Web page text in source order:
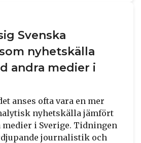
Svenska
nyhetskälla
andra medier i
anses ofta vara en mer
nyhetskälla jämfört
medier i Sverige. Tidningen
journalistik och